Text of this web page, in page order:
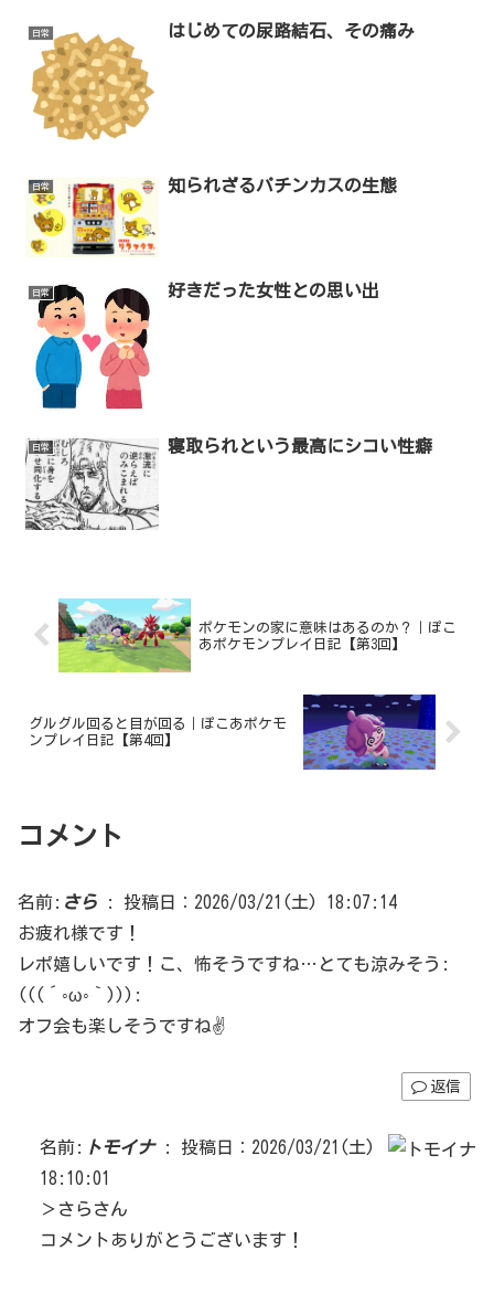
日常 はじめての尿路結石、その痛み
日常 知られざるパチンカスの生態
日常 好きだった女性との思い出
日常 寝取られという最高にシコい性癖
ポケモンの家に意味はあるのか？｜ぽこ
あポケモンプレイ日記【第3回】
グルグル回ると目が回る｜ぽこあポケモ
ンプレイ日記【第4回】
コメント
名前: さら :
投稿日：2026/03/21(土) 18:07:14
お疲れ様です！
レポ嬉しいです！こ、怖そうですね…とても涼みそう:
(((´◦ω◦｀))):
オフ会も楽しそうですね✌️
返信
名前: トモイナ:
投稿日：2026/03/21(土)
18:10:01
＞さらさん
コメントありがとうございます！